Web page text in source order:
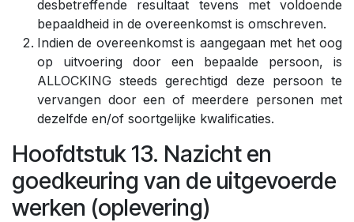
desbetreffende resultaat tevens met voldoende
bepaaldheid in de overeenkomst is omschreven.
Indien de overeenkomst is aangegaan met het oog
op uitvoering door een bepaalde persoon, is
ALLOCKING steeds gerechtigd deze persoon te
vervangen door een of meerdere personen met
dezelfde en/of soortgelijke kwalificaties.
Hoofdtstuk 13. Nazicht en
goedkeuring van de uitgevoerde
werken (oplevering)